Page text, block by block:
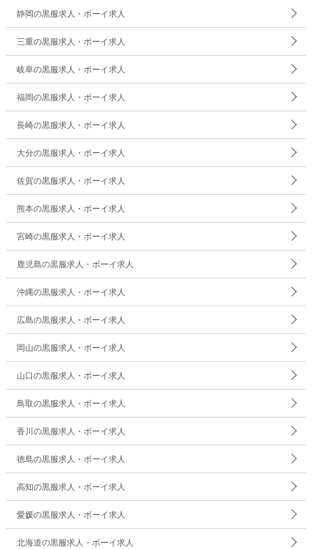
静岡の黒服求人・ボーイ求人
三重の黒服求人・ボーイ求人
岐阜の黒服求人・ボーイ求人
福岡の黒服求人・ボーイ求人
長崎の黒服求人・ボーイ求人
大分の黒服求人・ボーイ求人
佐賀の黒服求人・ボーイ求人
熊本の黒服求人・ボーイ求人
宮崎の黒服求人・ボーイ求人
鹿児島の黒服求人・ボーイ求人
沖縄の黒服求人・ボーイ求人
広島の黒服求人・ボーイ求人
岡山の黒服求人・ボーイ求人
山口の黒服求人・ボーイ求人
鳥取の黒服求人・ボーイ求人
香川の黒服求人・ボーイ求人
徳島の黒服求人・ボーイ求人
高知の黒服求人・ボーイ求人
愛媛の黒服求人・ボーイ求人
北海道の黒服求人・ボーイ求人